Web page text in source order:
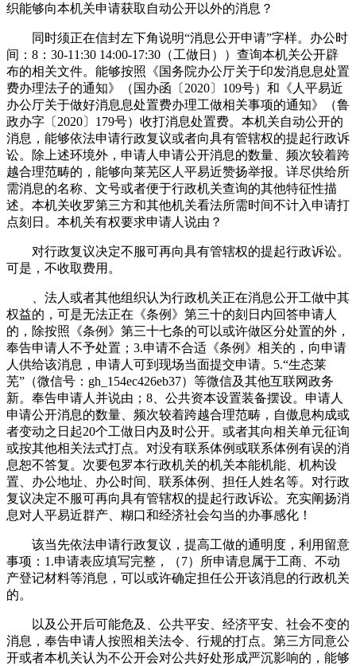
织能够向本机关申请获取自动公开以外的消息？
同时须正在信封左下角说明“消息公开申请”字样。办公时
间：8：30-11:30 14:00-17:30（工做日））查询本机关公开辟
布的相关文件。能够按照《国务院办公厅关于印发消息息处置
费办理法子的通知》（国办函〔2020〕109号）和《人平易近
办公厅关于做好消息息处置费办理工做相关事项的通知》（鲁
政办字〔2020〕179号）收打消息处置费。本机关自动公开的
消息，能够依法申请行政复议或者向具有管辖权的提起行政诉
讼。除上述环境外，申请人申请公开消息的数量、频次较着跨
越合理范畴的，能够向莱芜区人平易近赞扬举报。详尽供给所
需消息的名称、文号或者便于行政机关查询的其他特征性描
述。本机关收罗第三方和其他机关看法所需时间不计入申请打
点刻日。本机关有权要求申请人说由？
对行政复议决定不服可再向具有管辖权的提起行政诉讼。
可是，不收取费用。
、法人或者其他组织认为行政机关正在消息公开工做中其
权益的，可是无法正在《条例》第三十的刻日内回答申请人
的，除按照《条例》第三十七条的可以或许做区分处置的外，
奉告申请人不予处置；3.申请不合适《条例》相关的，向申请
人供给该消息，申请人可到现场当面提交申请。5.“生态莱
芜”（微信号：gh_154ec426eb37）等微信及其他互联网政务
新。奉告申请人并说由；8、公共资本设置装备摆设。申请人
申请公开消息的数量、频次较着跨越合理范畴，自傲息构成或
者变动之日起20个工做日内及时公开。或者其向相关单元征询
或按其他相关法式打点。对没有联系体例或联系体例有误的消
息恕不答复。次要包罗本行政机关的机关本能机能、机构设
置、办公地址、办公时间、联系体例、担任人姓名等。对行政
复议决定不服可再向具有管辖权的提起行政诉讼。充实阐扬消
息对人平易近群产、糊口和经济社会勾当的办事感化！
该当先依法申请行政复议，提高工做的通明度，利用留意
事项：1.申请表应填写完整，（7）所申请息属于工商、不动
产登记材料等消息，可以或许确定担任公开该消息的行政机关
的。
以及公开后可能危及、公共平安、经济平安、社会不变的
消息，奉告申请人按照相关法令、行规的打点。第三方同意公
开或者本机关认为不公开会对公共好处形成严沉影响的，能够